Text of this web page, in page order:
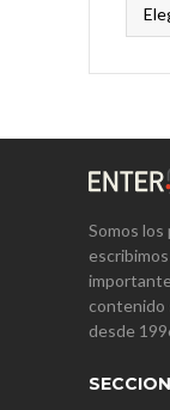
Somos
contenido
desde